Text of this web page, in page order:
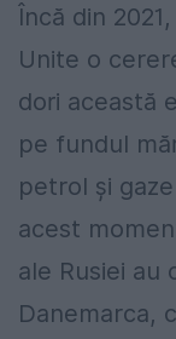
Încă din
Unite o
dori această
pe fundul
petrol și
acest
ale Rusiei au
Danemarca,